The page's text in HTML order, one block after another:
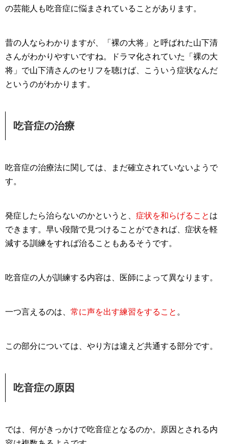
の芸能人も吃音症に悩まされていることがあります。
昔の人ならわかりますが、
「裸の大将」と呼ばれた山下清
さんがわかりやすいですね。ドラマ化されていた「裸の大
将」で山下清さんのセリフを聴けば、こういう症状なんだ
というのがわかります。
吃音症の治療
吃音症の治療法に関しては、まだ確立されていないようで
す。
発症したら治らないのかというと、 症状を和らげること は
できます。早い段階で見つけることができれば、症状を軽
減する訓練をすれば治ることもあるそうです。
吃音症の人が訓練する内容は、医師によって異なります。
一つ言えるのは、 常に声を出す練習をすること 。
この部分については、やり方は違えど共通する部分です。
吃音症の原因
では、何がきっかけで吃音症となるのか。原因とされる内